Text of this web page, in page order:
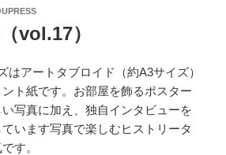
vol.17）
はアートタブロイド（約A3サイズ）
ト紙です。お部屋を飾るポスター
写真に加え、独自インタビューを
います写真で楽しむヒストリータ
す。